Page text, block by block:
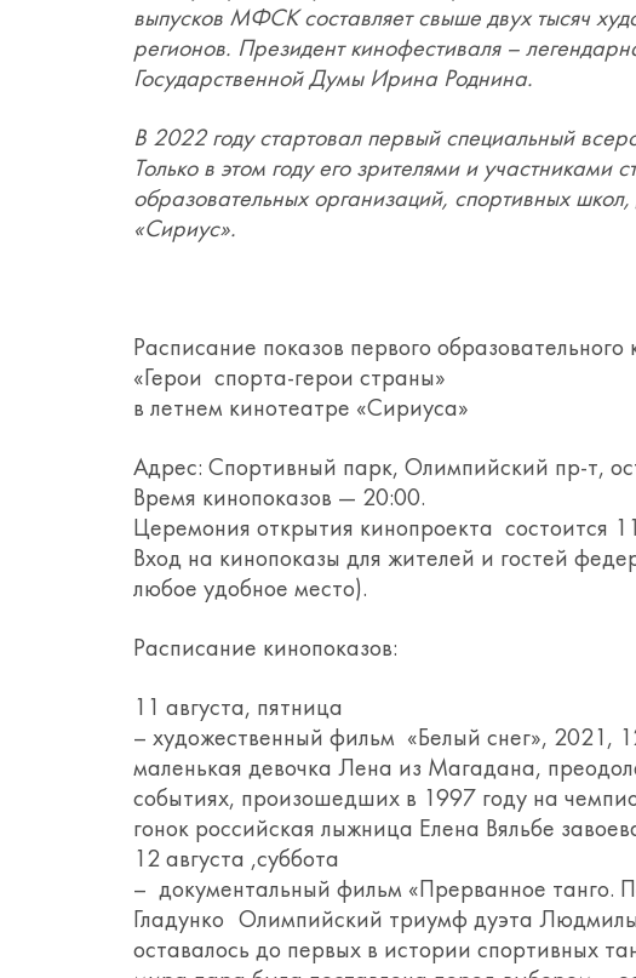
выпусков МФСК составляет свыше двух тысяч
регионов. Президент кинофестиваля –
Государственной Думы Ирина Роднина.
В 2022 году стартовал первый специальный
Только в этом году его зрителями и
образовательных организаций, спортивных
«Сириус».
Расписание показов первого образовательного
«Герои спорта-герои страны»
в летнем кинотеатре «Сириуса»
Адрес: Спортивный парк, Олимпийский пр-т,
Время кинопоказов — 20:00.
Церемония открытия кинопроекта состоится
Вход на кинопоказы для жителей и гостей
любое удобное место).
Расписание кинопоказов:
11 августа, пятница
– художественный фильм «Белый снег», 2021,
маленькая девочка Лена из Магадана,
событиях, произошедших в 1997 году на
гонок российская лыжница Елена Вяльбе
12 августа ,суббота
– документальный фильм «Прерванное
Гладунко Олимпийский триумф дуэта
оставалось до первых в истории спортивных